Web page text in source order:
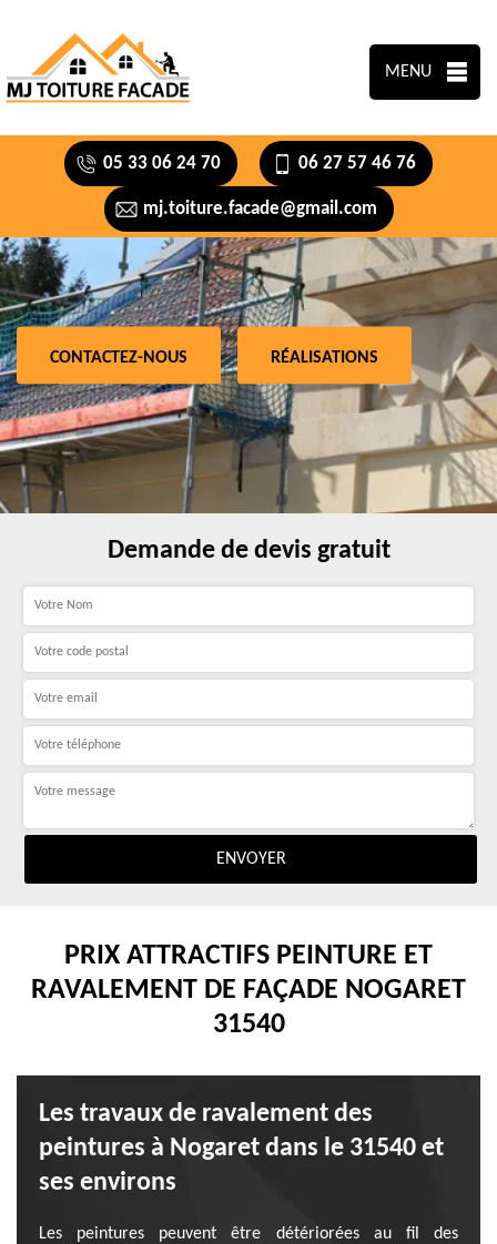
MENU
05 33 06 24 70 06 27 57 46 76
mj.toiture.facade@gmail.com
CONTACTEZ-NOUS RÉALISATIONS
Demande de devis gratuit
PRIX ATTRACTIFS PEINTURE ET
RAVALEMENT DE FAÇADE NOGARET
31540
Les travaux de ravalement des
peintures à Nogaret dans le 31540 et
ses environs
Les peintures peuvent être détériorées au fil des